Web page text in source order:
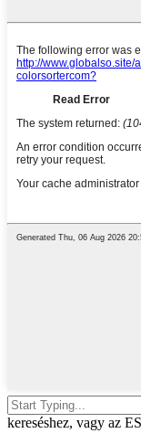
kereséshez, vagy az